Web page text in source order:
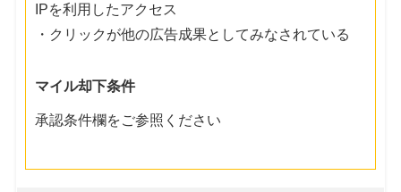
IPを利用したアクセス
・クリックが他の広告成果としてみなされている
マイル却下条件
承認条件欄をご参照ください